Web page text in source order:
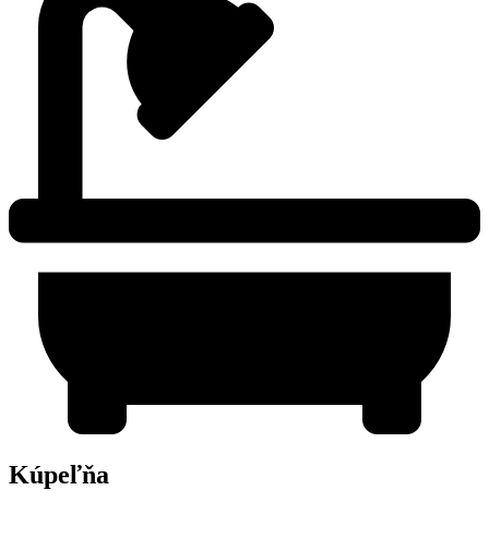
Kúpeľňa